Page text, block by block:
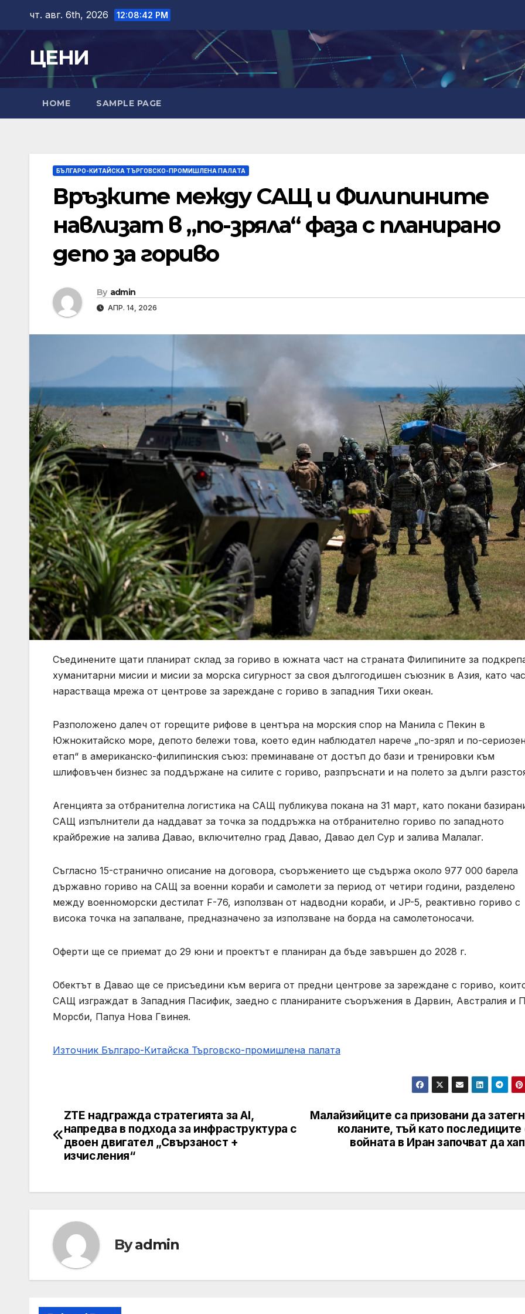
content
чт. авг. 6th, 2026 12:08:43 PM
ЦЕНИ
HOME SAMPLE PAGE
БЪЛГАРО-КИТАЙСКА ТЪРГОВСКО-ПРОМИШЛЕНА ПАЛAТА
Връзките между САЩ и Филипините
навлизат в „по-зряла“ фаза с планирано
депо за гориво
By admin
АПР. 14, 2026
Съединените щати планират склад за гориво в южната част на страната Филипините за
хуманитарни мисии и мисии за морска сигурност за своя дългогодишен съюзник в Азия, като
нарастваща мрежа от центрове за зареждане с гориво в западния Тихи океан.
Разположено далеч от горещите рифове в центъра на морския спор на Манила с Пекин в
Южнокитайско море, депото бележи това, което един наблюдател нарече „по-зрял и по-
етап“ в американско-филипинския съюз: преминаване от достъп до бази и тренировки към
шлифовъчен бизнес за поддържане на силите с гориво, разпръснати и на полето за дълги
Агенцията за отбранителна логистика на САЩ публикува покана на 31 март, като покани
САЩ изпълнители да наддават за точка за поддръжка на отбранително гориво по западното
крайбрежие на залива Давао, включително град Давао, Давао дел Сур и залива Малалаг.
Съгласно 15-странично описание на договора, съоръжението ще съдържа около 977 000 барела
държавно гориво на САЩ за военни кораби и самолети за период от четири години, разделено
между военноморски дестилат F-76, използван от надводни кораби, и JP-5, реактивно гориво с
висока точка на запалване, предназначено за използване на борда на самолетоносачи.
Оферти ще се приемат до 29 юни и проектът е планиран да бъде завършен до 2028 г.
Обектът в Давао ще се присъедини към верига от предни центрове за зареждане с гориво,
САЩ изграждат в Западния Пасифик, заедно с планираните съоръжения в Дарвин, Австралия и
Морсби, Папуа Нова Гвинея.
Източник Българо-Китайска Търговско-промишлена палaта
Навигация
Малайзийците са призовани да
коланите, тъй като последиците
войната в Иран започват да
ZTE надгражда стратегията за AI,
напредва в подхода за инфраструктура с
двоен двигател „Свързаност +
изчисления“
Byadmin